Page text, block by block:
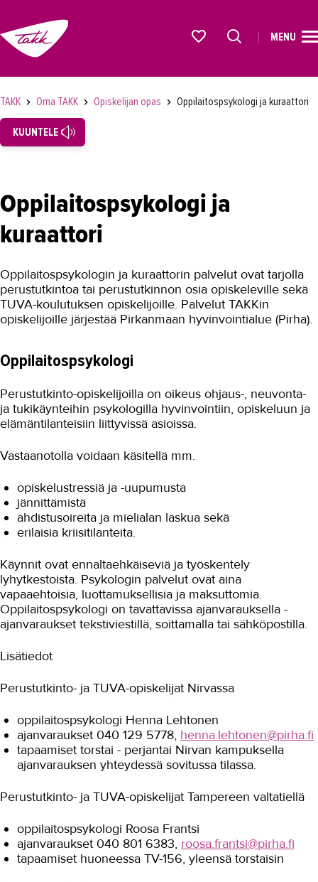
OPISKELIJAKSI
YRITYKSILLE
AJANKOHTAISTA
OMA TAKK
Opiskelijan opas
Henkilökohtaistaminen
Jatko-opiskelu
Järjestyssäännöt
Kampukset
Liikenneyhteydet ja pysäköinti
Liikuntapalvelut
Löytötavarat
Opinto-ohjaus ja opintoneuvonta
Opintojen päättyessä
Opiskelijakunta
Oppilaitospsykologi ja kuraattori
Oppiminen työpaikalla
Ruokailu
Tapaturman sattuessa
MENU
TAKK Oma TAKK Opiskelijan opas Oppilaitospsykologi ja kuraattori
KUUNTELE
Oppilaitospsykologi ja
kuraattori
Oppilaitospsykologin ja kuraattorin palvelut ovat tarjolla
perustutkintoa tai perustutkinnon osia opiskeleville sekä
TUVA-koulutuksen opiskelijoille. Palvelut TAKKin
opiskelijoille järjestää Pirkanmaan hyvinvointialue (Pirha).
Oppilaitospsykologi
Perustutkinto-opiskelijoilla on oikeus ohjaus-, neuvonta-
ja tukikäynteihin psykologilla hyvinvointiin, opiskeluun ja
elämäntilanteisiin liittyvissä asioissa.
Vastaanotolla voidaan käsitellä mm.
opiskelustressiä ja -uupumusta
jännittämistä
ahdistusoireita ja mielialan laskua sekä
erilaisia kriisitilanteita.
Käynnit ovat ennaltaehkäiseviä ja työskentely
lyhytkestoista. Psykologin palvelut ovat aina
vapaaehtoisia, luottamuksellisia ja maksuttomia.
Oppilaitospsykologi on tavattavissa ajanvarauksella -
ajanvaraukset tekstiviestillä, soittamalla tai sähköpostilla.
Lisätiedot
Perustutkinto- ja TUVA-opiskelijat Nirvassa
oppilaitospsykologi Henna Lehtonen
ajanvaraukset 040 129 5778, henna.lehtonen@pirha.fi
tapaamiset torstai - perjantai Nirvan kampuksella
ajanvarauksen yhteydessä sovitussa tilassa.
Perustutkinto- ja TUVA-opiskelijat Tampereen valtatiellä
oppilaitospsykologi Roosa Frantsi
ajanvaraukset 040 801 6383, roosa.frantsi@pirha.fi
tapaamiset huoneessa TV-156, yleensä torstaisin